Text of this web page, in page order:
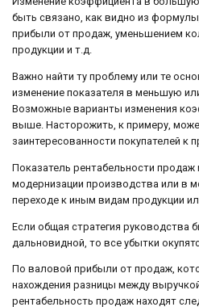
быть связано, как видно из
прибыли от продаж, уменьшением
продукции и т.д.
Важно найти ту проблему или те
изменение показателя в меньшую
Возможные варианты изменения
выше. Насторожить, к примеру,
заинтересованности покупателей к
Показатель рентабельности
модернизации производства или в
переходе к иным видам продукции
Если общая стратегия руководства
дальновидной, то все убытки
По валовой прибыли от продаж,
нахождения разницы между
рентабельность продаж находят